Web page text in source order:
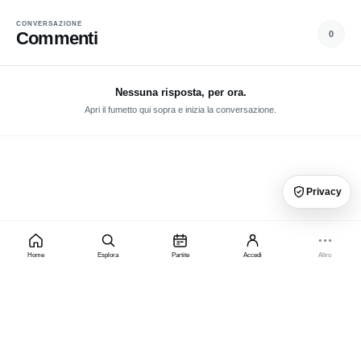
CONVERSAZIONE
Commenti 0
Nessuna risposta, per ora.
Apri il fumetto qui sopra e inizia la conversazione.
Home Esplora Partite Accedi Altro
Privacy